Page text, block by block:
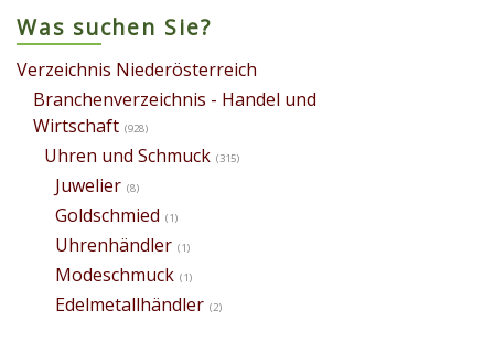
Was suchen Sie?
Verzeichnis Niederösterreich
Branchenverzeichnis - Handel und
Wirtschaft (928)
Uhren und Schmuck (315)
Juwelier (8)
Goldschmied (1)
Uhrenhändler (1)
Modeschmuck (1)
Edelmetallhändler (2)